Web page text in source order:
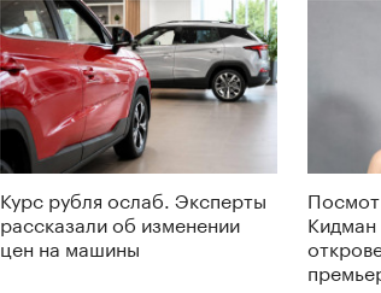
Курс рубля ослаб. Эксперты
рассказали об изменении
цен на машины